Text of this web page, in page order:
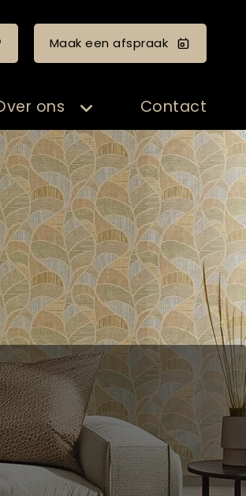
Maak een afspraak
ons Contact